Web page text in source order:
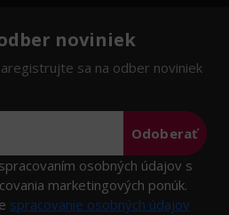
noviniek
sa na odber noviniek
Odoberať
osobných údajov s
marketingových ponúk.
spracovanie osobných údajov